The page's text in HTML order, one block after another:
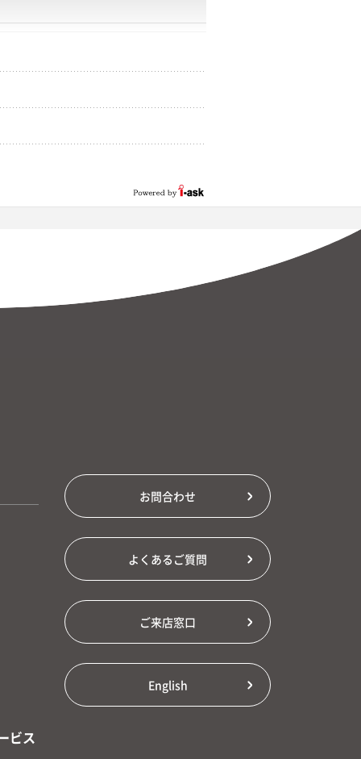
ビス
お問合わせ
よくあるご質問
ご来店窓口
English